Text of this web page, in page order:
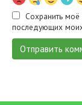
Сохранить
последующих